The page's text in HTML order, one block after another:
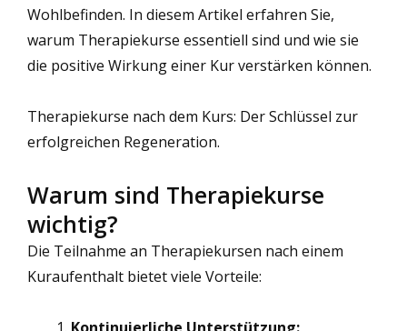
Wohlbefinden. In diesem Artikel erfahren Sie,
warum Therapiekurse essentiell sind und wie sie
die positive Wirkung einer Kur verstärken können.
Therapiekurse nach dem Kurs: Der Schlüssel zur
erfolgreichen Regeneration.
Warum sind Therapiekurse
wichtig?
Die Teilnahme an Therapiekursen nach einem
Kuraufenthalt bietet viele Vorteile:
Kontinuierliche Unterstützung: